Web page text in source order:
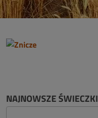
NAJNOWSZE ŚWIECZKI